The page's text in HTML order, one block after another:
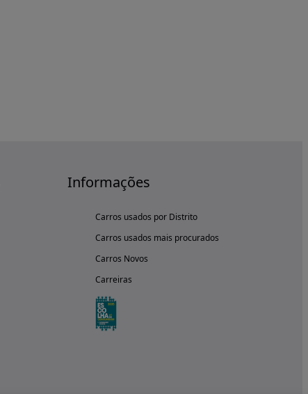
Informações
Carros usados por Distrito
Carros usados mais procurados
Carros Novos
Carreiras